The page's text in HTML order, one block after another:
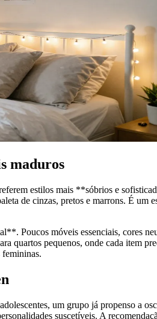
maduros
estilos mais **sóbrios e
de cinzas, pretos e marrons. É
Poucos móveis essenciais, cores
quartos pequenos, onde cada item
femininas.
um grupo já propenso a
suscetíveis. A